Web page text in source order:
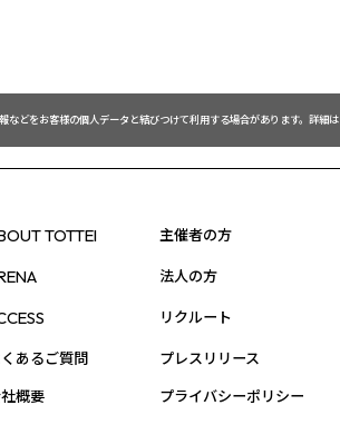
どをお客様の個人データと結びつけて利用する場合があります。詳細は
TOTTEI
あるご質問
概要
主催者の方
法人の方
リクルート
プレスリリース
プライバシーポリシー